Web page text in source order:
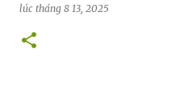
lúc tháng 8 13, 2025